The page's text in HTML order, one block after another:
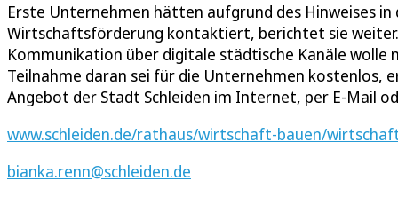
Erste Unternehmen hätten aufgrund des Hinweises
Wirtschaftsförderung kontaktiert, berichtet sie
Kommunikation über digitale städtische Kanäle
Teilnahme daran sei für die Unternehmen
Angebot der Stadt Schleiden im Internet, per E-Mail
www.schleiden.de/rathaus/wirtschaft-bauen/
bianka.renn@schleiden.de